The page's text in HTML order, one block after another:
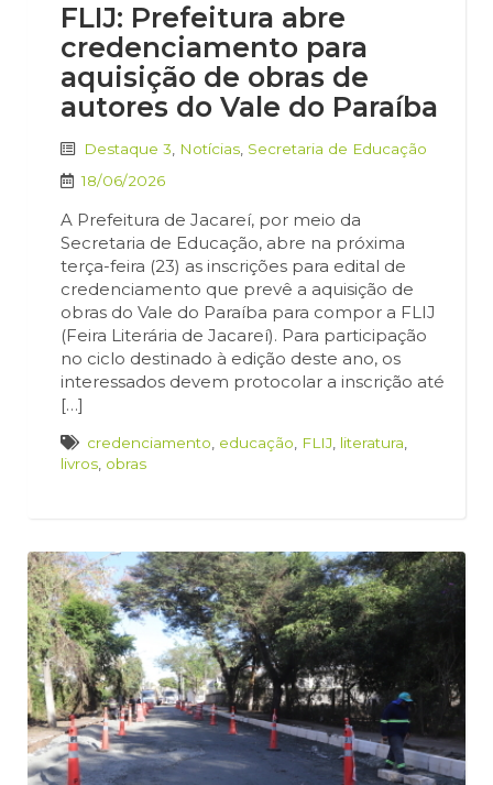
FLIJ: Prefeitura abre
credenciamento para
aquisição de obras de
autores do Vale do Paraíba
Destaque 3 Notícias Secretaria de Educação
18/06/2026
A Prefeitura de Jacareí, por meio da
Secretaria de Educação, abre na próxima
terça-feira (23) as inscrições para edital de
credenciamento que prevê a aquisição de
obras do Vale do Paraíba para compor a FLIJ
(Feira Literária de Jacareí). Para participação
no ciclo destinado à edição deste ano, os
interessados devem protocolar a inscrição até
[…]
credenciamento educação FLIJ literatura
livros obras